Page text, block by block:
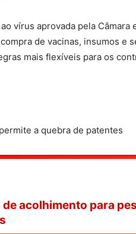
vírus aprovada pela Câmara
de vacinas, insumos e
mais flexíveis para os
a quebra de patentes
acolhimento para